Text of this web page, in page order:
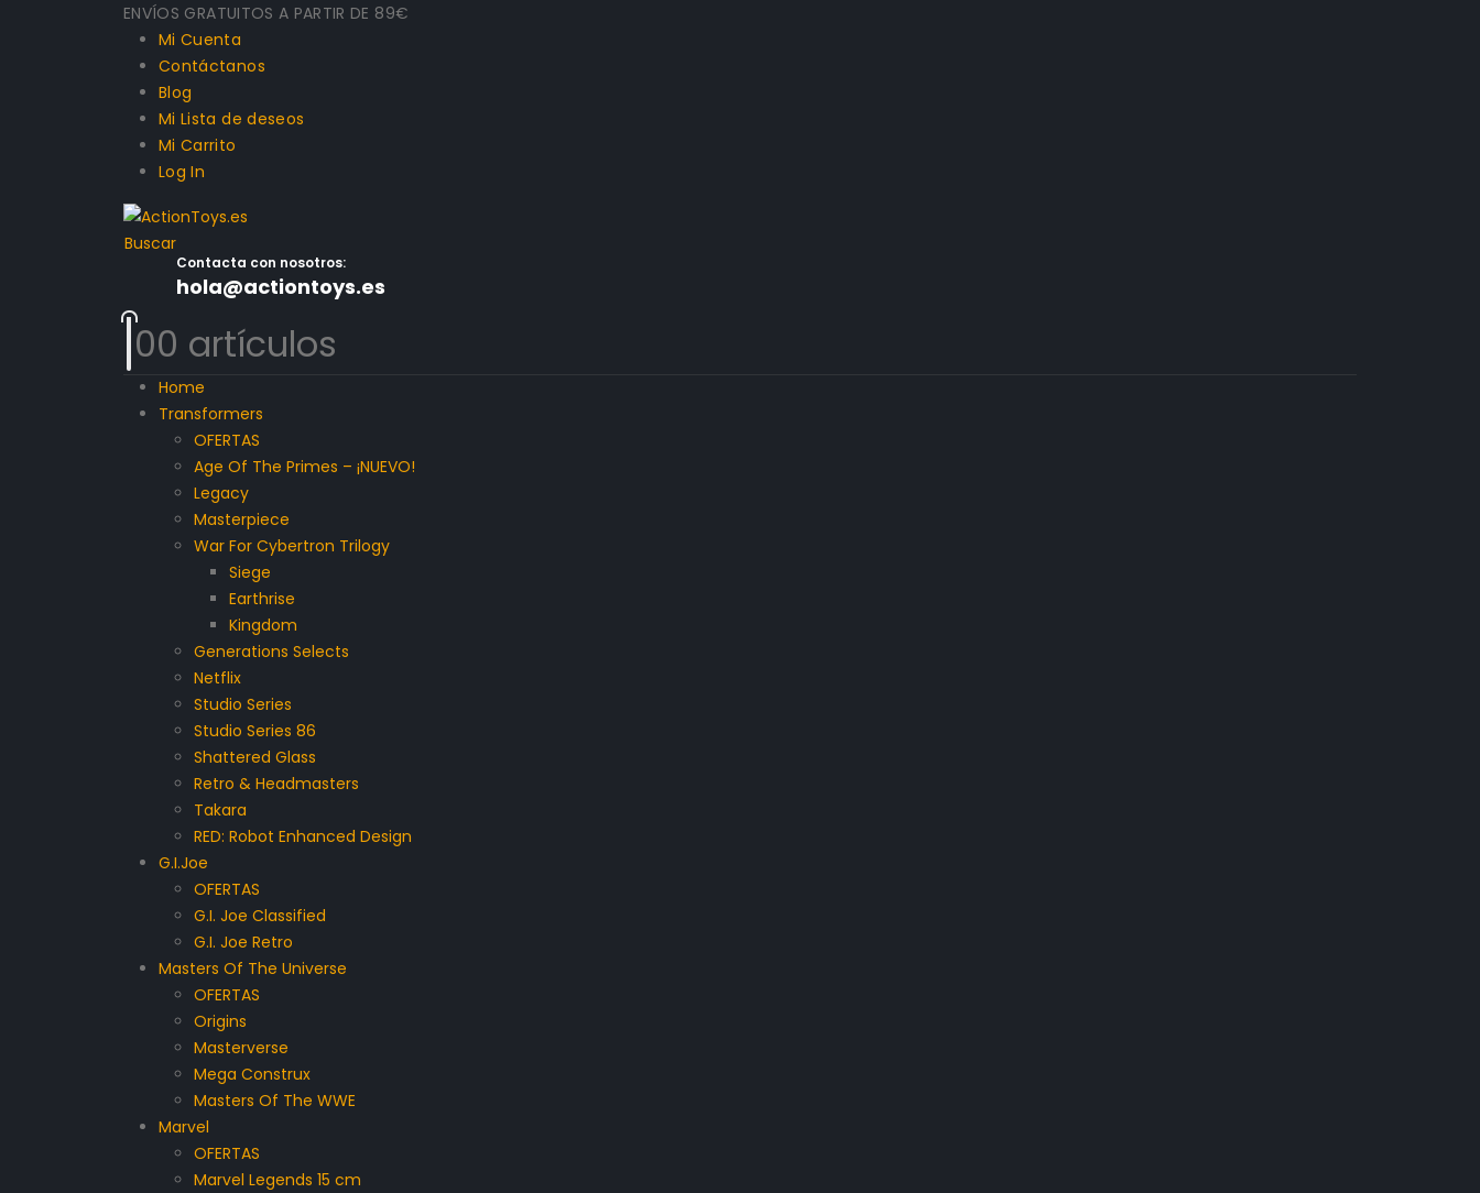
ENVÍOS GRATUITOS A PARTIR DE 89€
Mi Cuenta
Contáctanos
Blog
Mi Lista de deseos
Mi Carrito
Log In
Buscar
Contacta con nosotros:
hola@actiontoys.es
00 artículos
Home
Transformers
OFERTAS
Age Of The Primes – ¡NUEVO!
Legacy
Masterpiece
War For Cybertron Trilogy
Siege
Earthrise
Kingdom
Generations Selects
Netflix
Studio Series
Studio Series 86
Shattered Glass
Retro & Headmasters
Takara
RED: Robot Enhanced Design
G.I.Joe
OFERTAS
G.I. Joe Classified
G.I. Joe Retro
Masters Of The Universe
OFERTAS
Origins
Masterverse
Mega Construx
Masters Of The WWE
Marvel
OFERTAS
Marvel Legends 15 cm